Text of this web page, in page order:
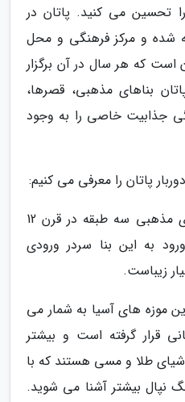
تحسین می کنید. پاتان در
شده و مرکز فرهنگی و محل
است که هر سال در آن برگزار
بناهای مذهبی، قصرها،
جذابیت خاصی را به وجود
پاتان را معرفی می کنیم:
بنای مذهبی طلایی: این بنای مذهبی سه طبقه در قرن 12
به این بنا سردر ورودی
زیباست.
موزه های آسیا به شمار می
قرار گرفته است و بیشتر
طلا و مسی هستند که با
نپال بیشتر آشنا می شوید.